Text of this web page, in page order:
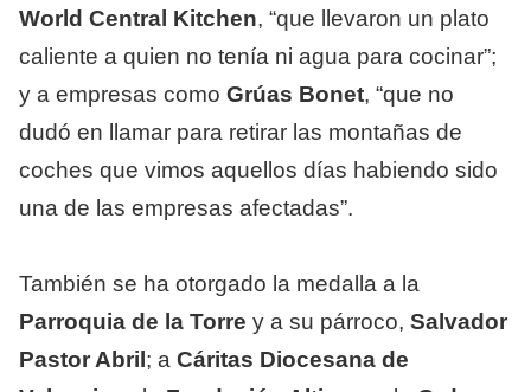
World Central Kitchen, “que llevaron un plato
caliente a quien no tenía ni agua para cocinar”;
y a empresas como Grúas Bonet, “que no
dudó en llamar para retirar las montañas de
coches que vimos aquellos días habiendo sido
una de las empresas afectadas”.
También se ha otorgado la medalla a la
Parroquia de la Torre y a su párroco, Salvador
Pastor Abril ; a Cáritas Diocesana de